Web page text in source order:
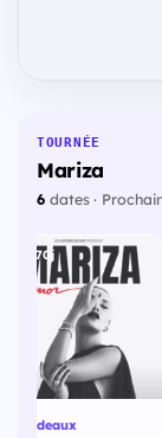
TOURNÉE
Mariza
6dates ·
170j
Bordeaux